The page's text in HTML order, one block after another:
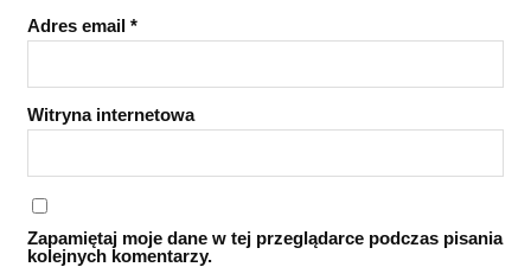
Adres email *
Witryna internetowa
Zapamiętaj moje dane w tej przeglądarce podczas pisania
kolejnych komentarzy.